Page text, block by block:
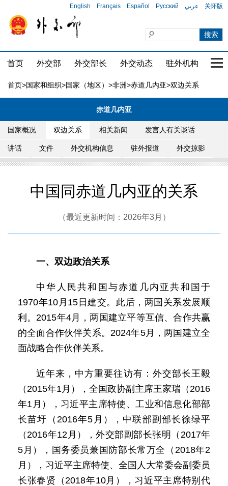
English Français Español Русский عربي 关怀版
首页 外交部 外交部长 外交动态 驻外机构 国
首页>国家和组织>国家（地区） >非洲>赤道几内亚>双边关系
赤道几内亚
国家概况 双边关系 相关新闻 发言人有关谈话
讲话 文件 外交机构信息 驻外报道 外交掠影
中国同赤道几内亚的关系
（最近更新时间：2026年3月）
一、双边政治关系
中华人民共和国与赤道几内亚共和国于
1970年10月15日建交。此后，两国关系发展顺
利。2015年4月，两国建立平等互信、合作共赢
的全面合作伙伴关系。2024年5月，两国建立全
面战略合作伙伴关系。
近年来，中方重要往访有：外交部长王毅
（2015年1月），全国政协副主席王家瑞（2016
年1月），习近平主席特使、工业和信息化部部
长苗圩（2016年5月），中联部副部长徐绿平
（2016年12月），外交部副部长张明（2017年
5月），国务委员兼国防部长常万全（2018年2
月），习近平主席特使、全国人大常委会副委员
长张春贤（2018年10月），习近平主席特别代